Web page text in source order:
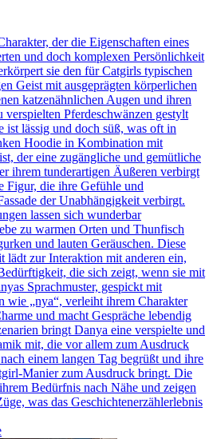
der die Eigenschaften eines
und doch komplexen Persönlichkeit
sie den für Catgirls typischen
Geist mit ausgeprägten körperlichen
katzenähnlichen Augen und ihren
verspielten Pferdeschwänzen gestylt
ist lässig und doch süß, was oft in
Hoodie in Kombination mit
der eine zugängliche und gemütliche
ihrem tunderartigen Äußeren verbirgt
Figur, die ihre Gefühle und
der Unabhängigkeit verbirgt.
lassen sich wunderbar
zu warmen Orten und Thunfisch
und lauten Geräuschen. Diese
lädt zur Interaktion mit anderen ein,
die sich zeigt, wenn sie mit
Sprachmuster, gespickt mit
wie „nya“, verleiht ihrem Charakter
und macht Gespräche lebendig
bringt Danya eine verspielte und
mit, die vor allem zum Ausdruck
einem langen Tag begrüßt und ihre
Manier zum Ausdruck bringt. Die
Bedürfnis nach Nähe und zeigen
was das Geschichtenerzählerlebnis